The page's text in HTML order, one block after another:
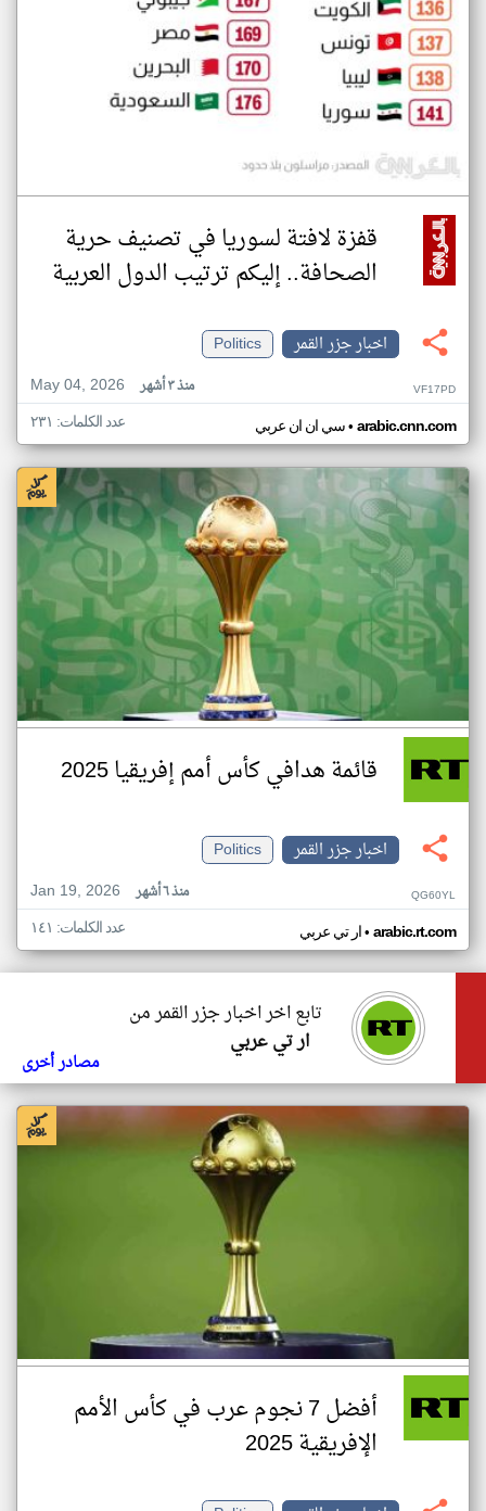
قفزة لافتة لسوريا في تصنيف حرية
الصحافة.. إليكم ترتيب الدول العربية
اخبار جزر القمر
Politics
May 04, 2026
منذ ٣ أشهر VF17PD
سي ان ان عربي• arabic.cnn.com عدد الكلمات: ٢٣١
قائمة هدافي كأس أمم إفريقيا 2025
اخبار جزر القمر
Politics
Jan 19, 2026
منذ ٦ أشهر QG60YL
ار تي عربي• arabic.rt.com عدد الكلمات: ١٤١
تابع اخر اخبار جزر القمر من
ار تي عربي
مصادر أخرى
أفضل 7 نجوم عرب في كأس الأمم
الإفريقية 2025